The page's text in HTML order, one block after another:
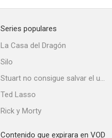
Series populares
La Casa del Dragón
Silo
Stuart no consigue salvar el universo
Ted Lasso
Rick y Morty
Contenido que expirara en VOD